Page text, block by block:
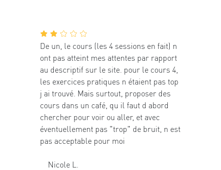
De un, le cours (les 4 sessions en fait) n
ont pas atteint mes attentes par rapport
au descriptif sur le site. pour le cours 4,
les exercices pratiques n étaient pas top
j ai trouvé. Mais surtout, proposer des
cours dans un café, qu il faut d abord
chercher pour voir ou aller, et avec
éventuellement pas "trop" de bruit, n est
pas acceptable pour moi
Nicole L.